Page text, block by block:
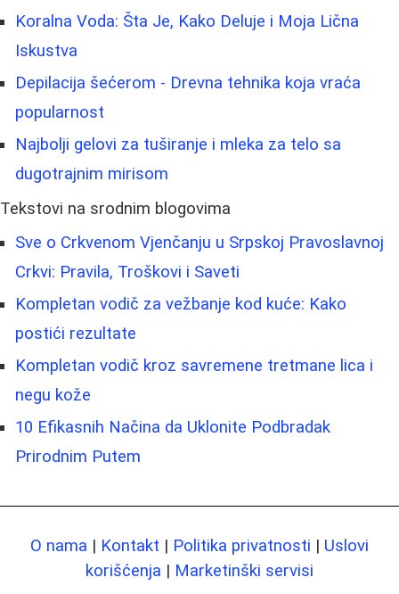
Koralna Voda: Šta Je, Kako Deluje i Moja Lična
Iskustva
Depilacija šećerom - Drevna tehnika koja vraća
popularnost
Najbolji gelovi za tuširanje i mleka za telo sa
dugotrajnim mirisom
Tekstovi na srodnim blogovima
Sve o Crkvenom Vjenčanju u Srpskoj Pravoslavnoj
Crkvi: Pravila, Troškovi i Saveti
Kompletan vodič za vežbanje kod kuće: Kako
postići rezultate
Kompletan vodič kroz savremene tretmane lica i
negu kože
10 Efikasnih Načina da Uklonite Podbradak
Prirodnim Putem
O nama | Kontakt | Politika privatnosti | Uslovi
korišćenja | Marketinški servisi